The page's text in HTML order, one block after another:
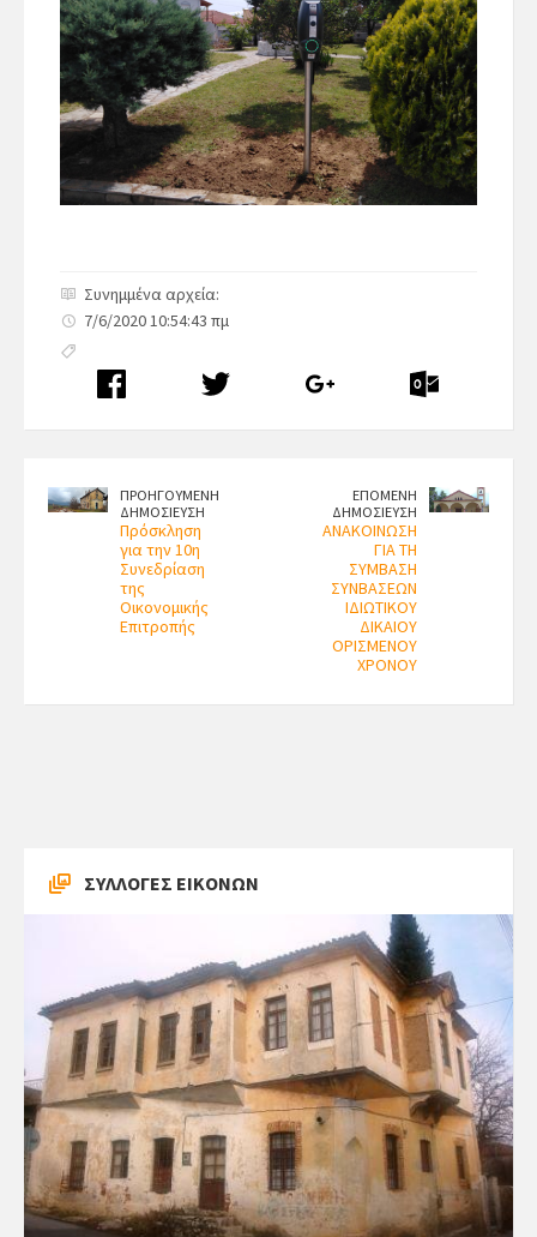
Συνημμένα αρχεία:
7/6/2020 10:54:43 πμ
ΠΡΟΗΓΟΥΜΕΝΗ
ΔΗΜΟΣΙΕΥΣΗ
Πρόσκληση
για την 10η
Συνεδρίαση
της
Οικονομικής
Επιτροπής
ΕΠΟΜΕΝΗ
ΔΗΜΟΣΙΕΥΣΗ
ΑΝΑΚΟΙΝΩΣΗ
ΓΙΑ ΤΗ
ΣΥΜΒΑΣΗ
ΣΥΝΒΑΣΕΩΝ
ΙΔΙΩΤΙΚΟΥ
ΔΙΚΑΙΟΥ
ΟΡΙΣΜΕΝΟΥ
ΧΡΟΝΟΥ
ΣΥΛΛΟΓΕΣ ΕΙΚΟΝΩΝ